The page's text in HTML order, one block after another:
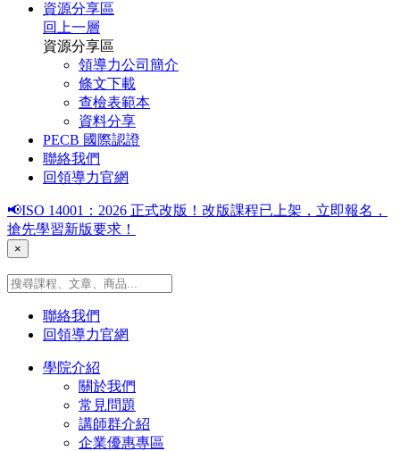
資源分享區
回上一層
資源分享區
領導力公司簡介
條文下載
查檢表範本
資料分享
PECB 國際認證
聯絡我們
回領導力官網
📢ISO 14001：2026 正式改版！改版課程已上架，立即報名，
搶先學習新版要求！
×
聯絡我們
回領導力官網
學院介紹
關於我們
常見問題
講師群介紹
企業優惠專區